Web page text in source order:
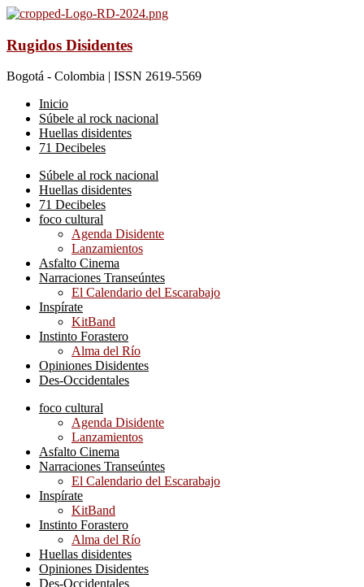
Rugidos Disidentes
Bogotá - Colombia | ISSN 2619-5569
Inicio
Súbele al rock nacional
Huellas disidentes
71 Decibeles
Súbele al rock nacional
Huellas disidentes
71 Decibeles
foco cultural
Agenda Disidente
Lanzamientos
Asfalto Cinema
Narraciones Transeúntes
El Calendario del Escarabajo
Inspírate
KitBand
Instinto Forastero
Alma del Río
Opiniones Disidentes
Des-Occidentales
foco cultural
Agenda Disidente
Lanzamientos
Asfalto Cinema
Narraciones Transeúntes
El Calendario del Escarabajo
Inspírate
KitBand
Instinto Forastero
Alma del Río
Huellas disidentes
Opiniones Disidentes
Des-Occidentales